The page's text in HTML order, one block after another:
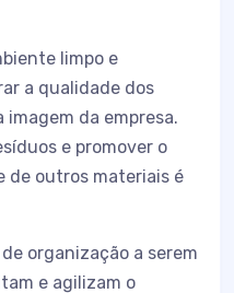
limpo e
a qualidade dos
da empresa.
e promover o
de outros materiais é
organização a serem
e agilizam o